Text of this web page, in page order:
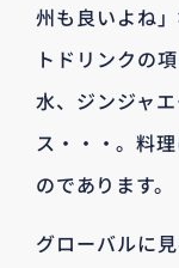
州も良いよね
トドリンクの
水、ジンジャ
ス・・・。料
のであります。
グローバルに